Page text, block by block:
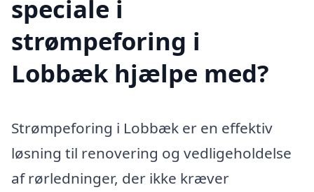
speciale i
strømpeforing i
Lobbæk hjælpe med?
Strømpeforing i Lobbæk er en effektiv
løsning til renovering og vedligeholdelse
af rørledninger, der ikke kræver